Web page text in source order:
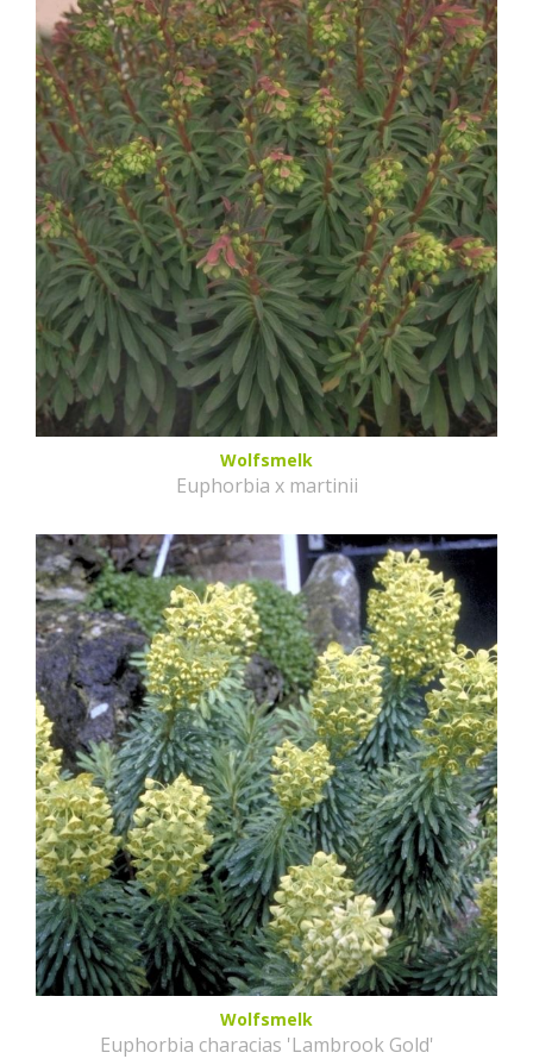
Wolfsmelk
Euphorbia x martinii
Wolfsmelk
Euphorbia characias 'Lambrook Gold'